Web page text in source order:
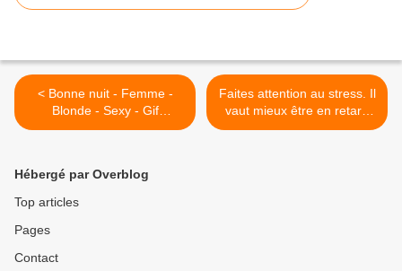
< Bonne nuit - Femme -
Blonde - Sexy - Gif
scintillant - Gratuit
Faites attention au stress. Il
vaut mieux être en retard
dans ce monde qu'arriver
Hébergé par Overblog
Top articles
Pages
Contact